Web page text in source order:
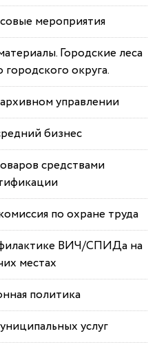
мероприятия
Городские леса
округа.
управлении
бизнес
средствами
по охране труда
ВИЧ/СПИДа на
местах
политика
услуг